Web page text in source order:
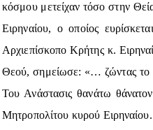
κόσμου μετείχαν τόσο στην
Ειρηναίου, ο οποίος
Αρχιεπίσκοπο Κρήτης κ.
Θεού, σημείωσε: «… ζώντας το
Του Ανάστασις θανάτω
Μητροπολίτου κυρού